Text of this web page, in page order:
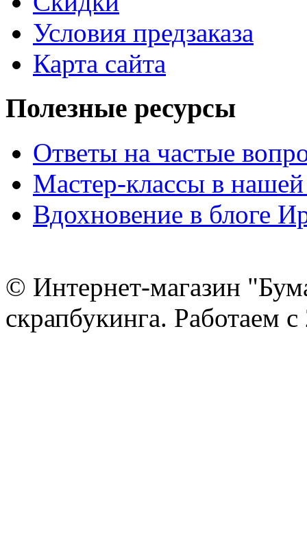
Условия предзаказа
Карта сайта
Полезные ресурсы
Ответы на частые
Мастер-классы в нашей
Вдохновение в блоге
© Интернет-магазин
скрапбукинга. Работаем с